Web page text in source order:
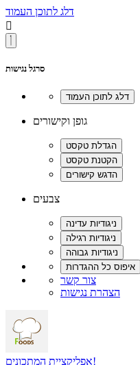
דלג לתוכן העמוד

סרגל נגישות
גופן וקישורים
צבעים
צור קשר
הצהרת נגישות
אפליקציית המתכונים!